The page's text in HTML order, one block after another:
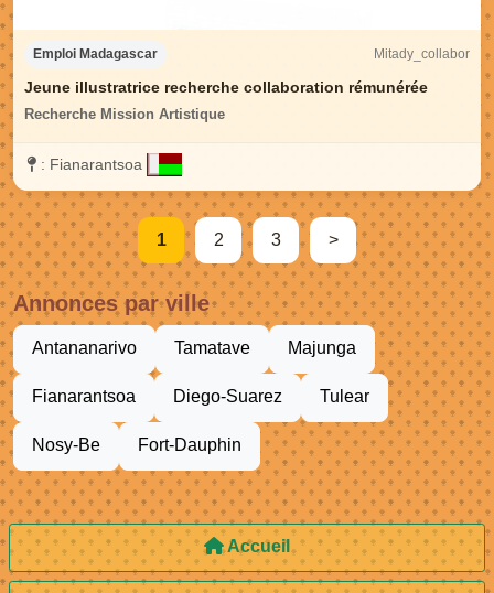
Emploi Madagascar Mitady_collabor
Jeune illustratrice recherche collaboration rémunérée
Recherche Mission Artistique
: Fianarantsoa
1 2 3 >
Annonces par ville
Antananarivo Tamatave Majunga
Fianarantsoa Diego-Suarez Tulear
Nosy-Be Fort-Dauphin
Accueil